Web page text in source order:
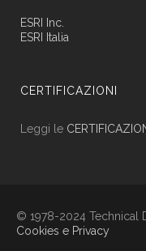
ESRI Inc.
ESRI Italia
CERTIFICAZIONI
Leggi le
© 1978-2024 Technical
Cookies e Privacy